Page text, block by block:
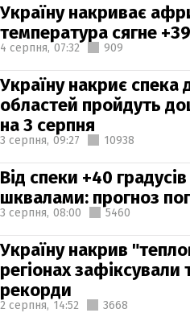
Україну накриває
температура сягне
4 серпня, 07:32 909
Україну накриє спека
областей пройдуть
на 3 серпня
3 серпня, 09:27 10938
Від спеки +40
шквалами: прогноз
3 серпня, 08:00 5460
Україну накрив
регіонах зафіксували
рекорди
2 серпня, 14:52 3668